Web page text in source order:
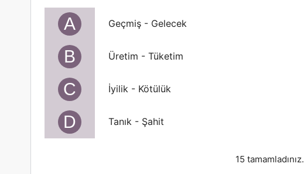
A Geçmiş - Gelecek
B Üretim - Tüketim
C İyilik - Kötülük
D Tanık - Şahit
15 tamamladınız.